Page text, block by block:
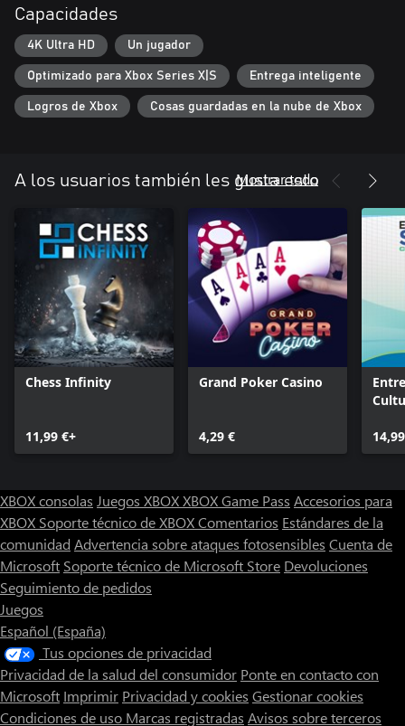
Capacidades
4K Ultra HD Un jugador
Optimizado para Xbox Series X|S Entrega inteligente
Logros de Xbox Cosas guardadas en la nube de Xbox
A los usuarios también les gusta esto
Mostrar todo
Chess Infinity
11,99 €+
Grand Poker Casino
4,29 €
XBOX consolas Juegos XBOXXBOX Game Pass Accesorios para
XBOX Soporte técnico de XBOXComentarios Estándares de la
comunidad Advertencia sobre ataques fotosensibles Cuenta de
Microsoft Soporte técnico de Microsoft Store Devoluciones
Seguimiento de pedidos
Juegos
Español (España)
Tus opciones de privacidad
Privacidad de la salud del consumidor Ponte en contacto con
Microsoft Imprimir Privacidad y cookies Gestionar cookies
Condiciones de uso Marcas registradas Avisos sobre terceros